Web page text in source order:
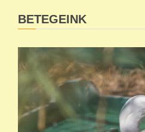
BETEGEINK